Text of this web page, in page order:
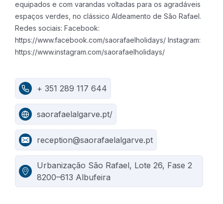
equipados e com varandas voltadas para os agradáveis
espaços verdes, no clássico Aldeamento de São Rafael.
Redes sociais: Facebook:
https://www.facebook.com/saorafaelholidays/ Instagram:
https://www.instagram.com/saorafaelholidays/
+ 351 289 117 644
saorafaelalgarve.pt/
reception@saorafaelalgarve.pt
Urbanização São Rafael, Lote 26, Fase 2
8200–613 Albufeira